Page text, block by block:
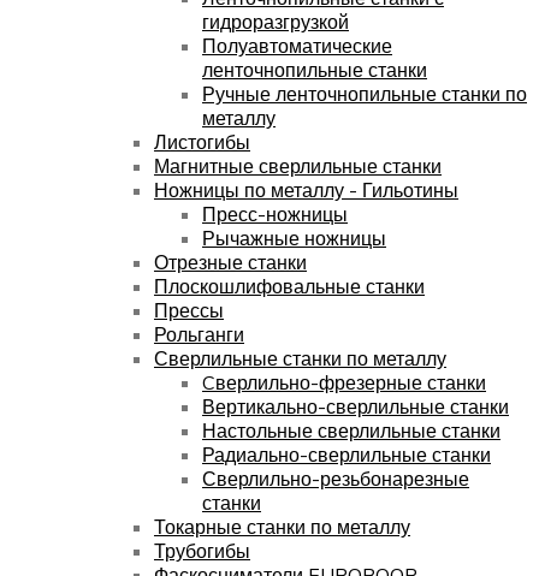
гидроразгрузкой
Полуавтоматические
ленточнопильные станки
Ручные ленточнопильные станки по
металлу
Листогибы
Магнитные сверлильные станки
Ножницы по металлу - Гильотины
Пресс-ножницы
Рычажные ножницы
Отрезные станки
Плоскошлифовальные станки
Прессы
Рольганги
Сверлильные станки по металлу
Cверлильно-фрезерные станки
Вертикально-сверлильные станки
Настольные сверлильные станки
Радиально-сверлильные станки
Сверлильно-резьбонарезные
станки
Токарные станки по металлу
Трубогибы